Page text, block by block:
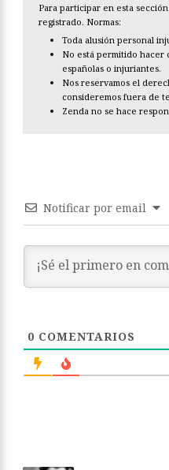
Para participar en esta
registrado. Normas:
Toda alusión personal
No está permitido hacer
españolas o injuriantes.
Nos reservamos el
consideremos fuera de
Zenda no se hace
Notificar por email
0 COMENTARIOS